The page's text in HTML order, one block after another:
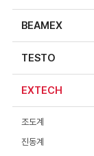
BEAMEX
TESTO
EXTECH
조도계
진동계